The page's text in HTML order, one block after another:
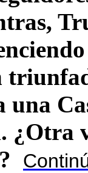
una
¿Otra